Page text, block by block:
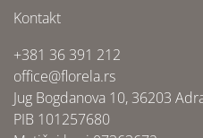
Kontakt
+381 36 391 212
office@florela.rs
Jug Bogdanova 10, 36203
PIB 101257680